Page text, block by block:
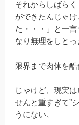
それからしばらく
ができたんじゃ
た・・・」と一
なり無理をしとっ
限界まで肉体を酷
じゃけど、現実
せんと重すぎて”
うにない。